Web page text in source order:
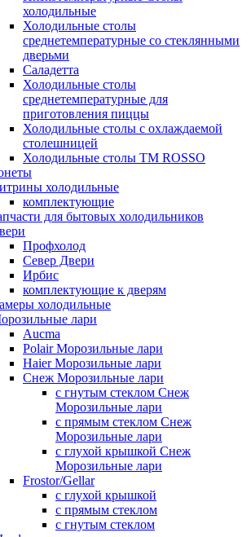
холодильные
Холодильные столы
среднетемпературные со стеклянными
дверьми
Саладетта
Холодильные столы
среднетемпературные для
приготовления пиццы
Холодильные столы с охлаждаемой
столешницей
Холодильные столы ТМ ROSSO
холодильные
комплектующие
для бытовых холодильников
Профхолод
Север Двери
Ирбис
комплектующие к дверям
холодильные
лари
Aucma
Polair Морозильные лари
Haier Морозильные лари
Снеж Морозильные лари
с гнутым стеклом Снеж
Морозильные лари
с прямым стеклом Снеж
Морозильные лари
с глухой крышкой Снеж
Морозильные лари
Frostor/Gellar
с глухой крышкой
с прямым стеклом
с гнутым стеклом